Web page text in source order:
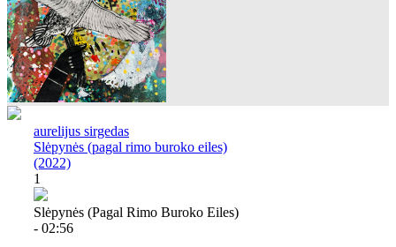
aurelijus sirgedas
Slėpynės (pagal rimo buroko eiles)
(2022)
1
Slėpynės (pagal Rimo Buroko Eiles)
- 02:56